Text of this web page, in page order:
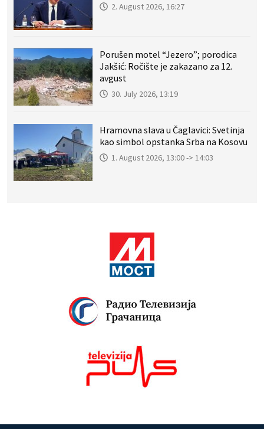
2. August 2026, 16:27
Porušen motel “Jezero”; porodica
Jakšić: Ročište je zakazano za 12.
avgust
30. July 2026, 13:19
Hramovna slava u Čaglavici: Svetinja
kao simbol opstanka Srba na Kosovu
1. August 2026, 13:00 -> 14:03